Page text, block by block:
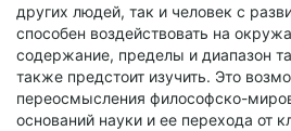
других людей, так и человек с
способен воздействовать на
содержание, пределы и диапазон
также предстоит изучить. Это
переосмысления философско-
оснований науки и ее перехода от